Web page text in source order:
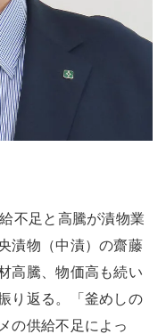
不足と高騰が漬物業
漬物（中漬）の齋藤
高騰、物価高も続い
り返る。「釜めしの
の供給不足によっ